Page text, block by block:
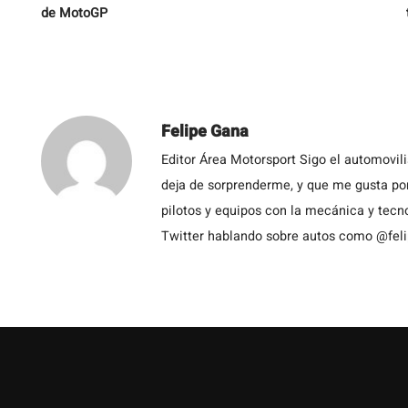
de MotoGP
Felipe Gana
Editor Área Motorsport Sigo el
deja de sorprenderme, y que me gusta
pilotos y equipos con la mecánica y
Twitter hablando sobre autos como